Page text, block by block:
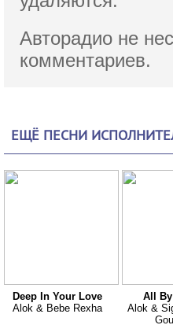
Авторадио не
комментариев.
ЕЩЁ ПЕСНИ
Deep In Your Love
Alok & Bebe Rexha
All
Alok &